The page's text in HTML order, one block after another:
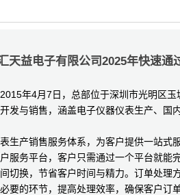
天益电子有限公司2025年快速通
年4月7日，总部位于深圳市光明区玉
发与销售，涵盖电子仪器仪表生产、国
产销售服务体系，为客户提供一站式服
服务平台，客户只需通过一个平台就能
切换，节省客户时间与精力。订单处理
要的环节，提高处理效率，确保客户订